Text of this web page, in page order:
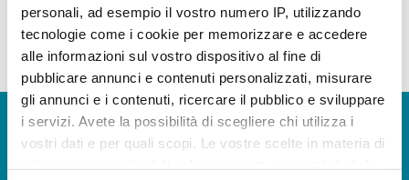
personali, ad esempio il vostro numero IP, utilizzando
tecnologie come i cookie per memorizzare e accedere
alle informazioni sul vostro dispositivo al fine di
pubblicare annunci e contenuti personalizzati, misurare
gli annunci e i contenuti, ricercare il pubblico e sviluppare
i servizi. Avete la possibilità di scegliere chi utilizza i
vostri dati e per quali scopi. Le vostre scelte in materia di
depurazione: costo depurazione/Abit. Equivalenti trattati
© Copyright 2017 - 2026
GLOSSARIO
GIUDICA IL SERVIZIO